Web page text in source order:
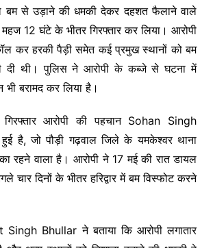
बम से उड़ाने की धमकी देकर दहशत फैलाने वाले
12 घंटे के भीतर गिरफ्तार कर लिया। आरोपी
कर हरकी पैड़ी समेत कई प्रमुख स्थानों को बम
दी थी। पुलिस ने आरोपी के कब्जे से घटना में
भी बरामद कर लिया है।
आरोपी की पहचान Sohan Singh
है, जो पौड़ी गढ़वाल जिले के यमकेश्वर थाना
का रहने वाला है। आरोपी ने 17 मई की रात डायल
चार दिनों के भीतर हरिद्वार में बम विस्फोट करने
Singh Bhullar ने बताया कि आरोपी लगातार